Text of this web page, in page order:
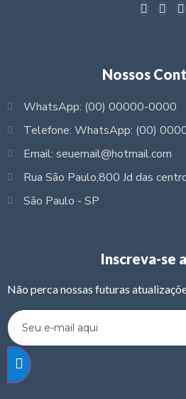
Nossos
WhatsApp: (00) 00000-0000
Telefone: WhatsApp: (00)
Email: seuemail@hotmail.com
Rua São Paulo,800 Jd das
São Paulo - SP
Inscreva-se
Não perca nossas futuras